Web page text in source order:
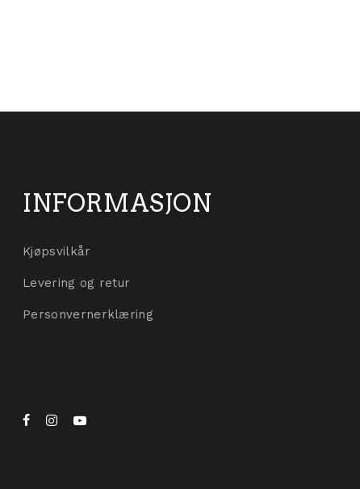
INFORMASJON
Kjøpsvilkår
Levering og retur
Personvernerklæring